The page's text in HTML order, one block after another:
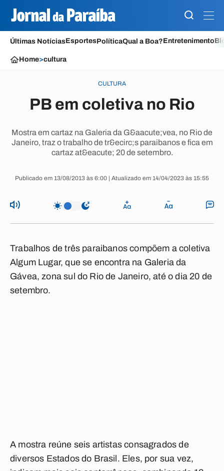
Últimas NotíciasEsportesPolíticaQual a Boa?Entretenimento
Home>cultura
CULTURA
PB em coletiva no Rio
Mostra em cartaz na Galeria da G&aacute;vea, no Rio de
Janeiro, traz o trabalho de tr&ecirc;s paraibanos e fica em
cartaz at&eacute; 20 de setembro.
Publicado em 13/08/2013 às 6:00 | Atualizado em 14/04/2023 às 15:55
Trabalhos de três paraibanos compõem a coletiva
Algum Lugar, que se encontra na Galeria da
Gávea, zona sul do Rio de Janeiro, até o dia 20 de
setembro.
A mostra reúne seis artistas consagrados de
diversos Estados do Brasil. Eles, por sua vez,